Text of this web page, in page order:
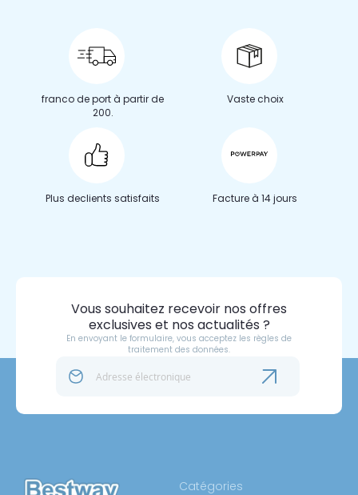
franco de port à partir de
200.
Vaste choix
Plus declients satisfaits Facture à 14 jours
Vous souhaitez recevoir nos offres
exclusives et nos actualités ?
En envoyant le formulaire, vous acceptez les règles de
traitement des données.
Catégories